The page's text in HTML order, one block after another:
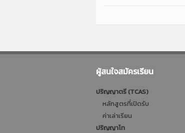
ผู้สนใจสมัครเรียน
ปริญญาตรี (TCAS)
หลักสูตรที่เปิดรับ
ค่าเล่าเรียน
ปริญญาโท